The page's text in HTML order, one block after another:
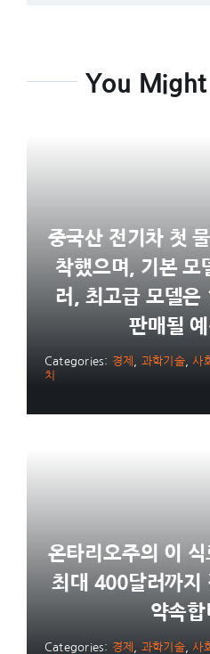
You Might
중국산 전기차 첫
착했으며, 기본 모
러, 최고급 모델은
판매될 예
Categories: 경제 과학기술,사
치
온타리오주의 이 식
최대 400달러까지
약속합
Categories: 경제 과학기술,사